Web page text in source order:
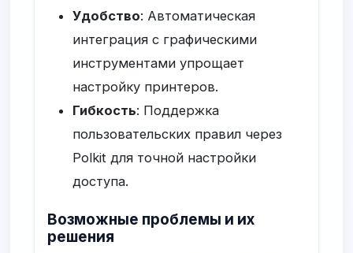
Удобство: Автоматическая
интеграция с графическими
инструментами упрощает
настройку принтеров.
Гибкость: Поддержка
пользовательских правил через
Polkit для точной настройки
доступа.
Возможные проблемы и их
решения